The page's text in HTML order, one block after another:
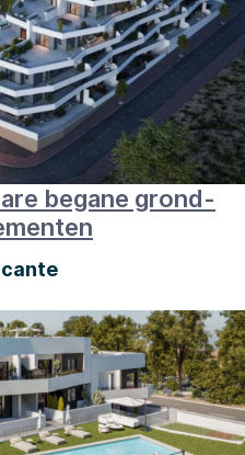
begane grond-